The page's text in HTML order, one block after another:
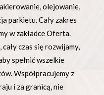
olejowanie,
parkietu. Cały zakres
w zakładce Oferta.
cały czas się rozwijamy,
spełnić wszelkie
Współpracujemy z
i za granicą, nie